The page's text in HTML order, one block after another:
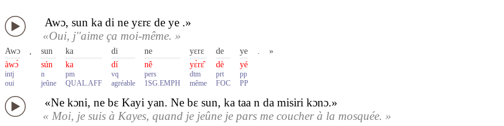
Awɔ, sun ka di ne yɛrɛ de ye .»
«Oui, j''aime ça moi-même. »
Awɔ
àwɔ́
intj
oui
,
sun
sún
n
jeûne
ka
ka
pm
QUAL.AFF
di
dí
vq
agréable
ne
nê
pers
1SG.EMPH
yɛrɛ
yɛ̀rɛ̂
dtm
même
de
dè
prt
FOC
ye
yé
pp
PP
. »
«Ne kɔni, ne bɛ Kayi yan. Ne bɛ sun, ka taa n da misiri kɔnɔ.»
« Moi, je suis à Kayes, quand je jeûne je pars me coucher à la mosquée. »